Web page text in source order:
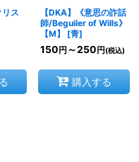
リス
【DKA】《意思の詐話
師/Beguiler of Wills》
【M】
[青]
150 円 ～250 円 (税込)
購入する